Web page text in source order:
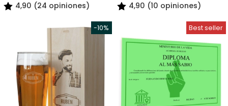
4,90 (24 opiniones)
4,90 (10 opiniones)